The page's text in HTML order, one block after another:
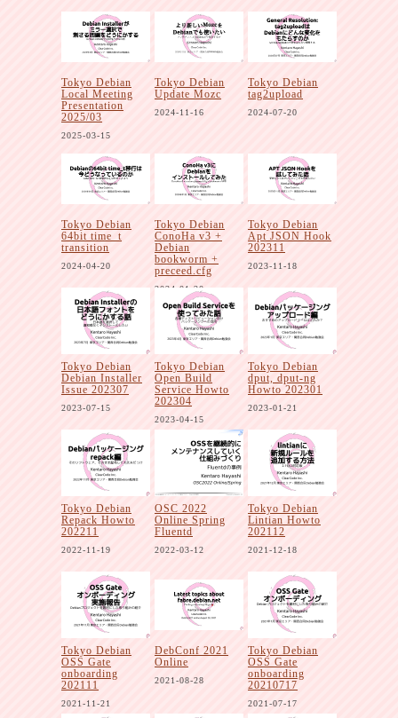
Tokyo Debian
Local Meeting
Presentation
2025/03
2025-03-15
Tokyo Debian
Update Mozc
2024-11-16
Tokyo Debian
tag2upload
2024-07-20
Tokyo Debian
64bit time_t
transition
2024-04-20
Tokyo Debian
ConoHa v3 +
Debian
bookworm +
preceed.cfg
2024-01-20
Tokyo Debian
Apt JSON Hook
202311
2023-11-18
Tokyo Debian
Debian Installer
Issue 202307
2023-07-15
Tokyo Debian
Open Build
Service Howto
202304
2023-04-15
Tokyo Debian
dput, dput-ng
Howto 202301
2023-01-21
Tokyo Debian
Repack Howto
202211
2022-11-19
OSC 2022
Online Spring
Fluentd
2022-03-12
Tokyo Debian
Lintian Howto
202112
2021-12-18
Tokyo Debian
OSS Gate
onboarding
202111
2021-11-21
DebConf 2021
Online
2021-08-28
Tokyo Debian
OSS Gate
onboarding
20210717
2021-07-17